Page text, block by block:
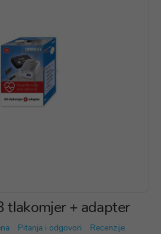
tlakomjer + adapter
Pitanja i odgovori Recenzije